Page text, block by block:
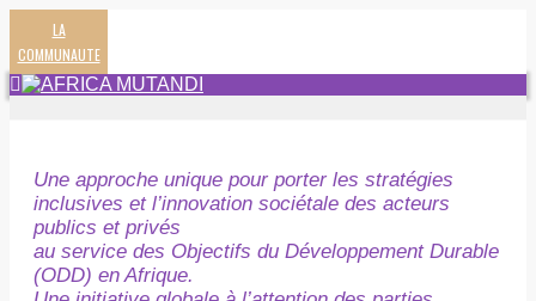
LA
COMMUNAUTE
Une approche unique pour porter les stratégies
inclusives et l’innovation sociétale des acteurs
publics et privés
au service des Objectifs du Développement Durable
(ODD) en Afrique.